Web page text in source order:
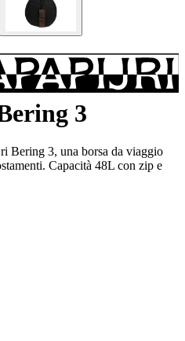
3
Bering 3, una borsa da viaggio
Capacità 48L con zip e